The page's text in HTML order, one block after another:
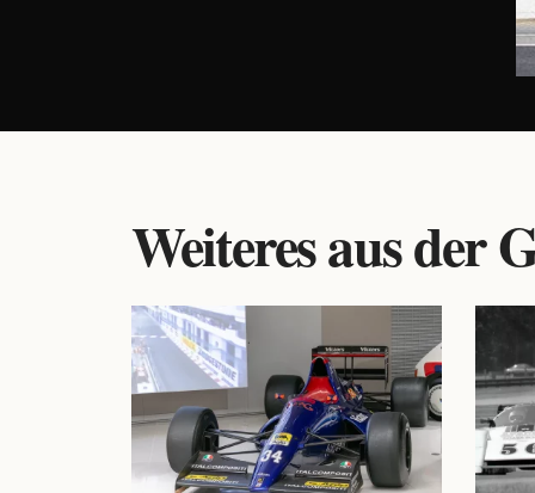
Weiteres aus der